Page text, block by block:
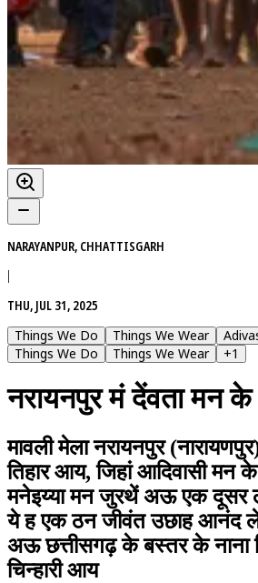
NARAYANPUR, CHHATTISGARH
|
THU, JUL 31, 2025
Things We Do
Things We Wear
Things We Do
Things We Wear +1
नरायनपुर मं देंवता मन
मावली मेला नरायनपुर
तिहार आय, जिहां आदिवासी
मनेइय्या मन जुरथें अऊ एक दूसर
ये ह एक ठन जीवंत उछाह आनंद
अऊ छत्तीसगढ़ के बस्तर के नाना
चिन्हारी आय